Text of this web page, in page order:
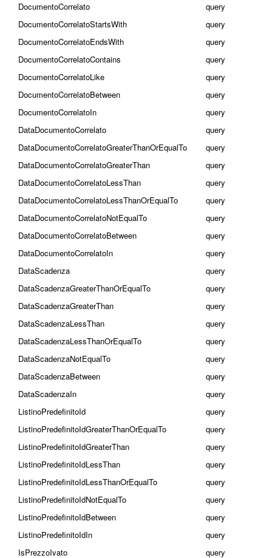
DocumentoCorrelato
query
DocumentoCorrelatoStartsWith
query
DocumentoCorrelatoEndsWith
query
DocumentoCorrelatoContains
query
DocumentoCorrelatoLike
query
DocumentoCorrelatoBetween
query
DocumentoCorrelatoIn
query
DataDocumentoCorrelato
query
DataDocumentoCorrelatoGreaterThanOrEqualTo
query
DataDocumentoCorrelatoGreaterThan
query
DataDocumentoCorrelatoLessThan
query
DataDocumentoCorrelatoLessThanOrEqualTo
query
DataDocumentoCorrelatoNotEqualTo
query
DataDocumentoCorrelatoBetween
query
DataDocumentoCorrelatoIn
query
DataScadenza
query
DataScadenzaGreaterThanOrEqualTo
query
DataScadenzaGreaterThan
query
DataScadenzaLessThan
query
DataScadenzaLessThanOrEqualTo
query
DataScadenzaNotEqualTo
query
DataScadenzaBetween
query
DataScadenzaIn
query
ListinoPredefinitoId
query
ListinoPredefinitoIdGreaterThanOrEqualTo
query
ListinoPredefinitoIdGreaterThan
query
ListinoPredefinitoIdLessThan
query
ListinoPredefinitoIdLessThanOrEqualTo
query
ListinoPredefinitoIdNotEqualTo
query
ListinoPredefinitoIdBetween
query
ListinoPredefinitoIdIn
query
IsPrezzoIvato
query